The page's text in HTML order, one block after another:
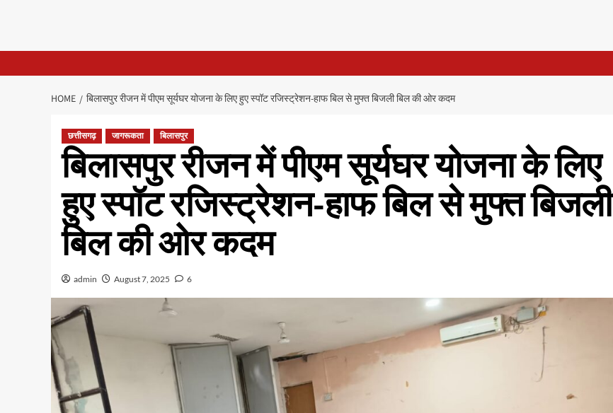
HOME बिलासपुर रीजन में पीएम सूर्यघर योजना के लिए हुए स्पॉट रजिस्ट्रेशन-हाफ बिल से मुफ्त बिजली बिल की ओर कदम
छत्तीसगढ़ जागरूकता बिलासपुर
बिलासपुर रीजन में पीएम सूर्यघर योजना के लिए
हुए स्पॉट रजिस्ट्रेशन-हाफ बिल से मुफ्त बिजली
बिल की ओर कदम
admin August 7, 2025 6